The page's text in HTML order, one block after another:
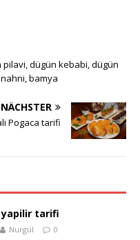
pilavi, dügün kebabi, dügün
bamya
NÄCHSTER
Pogaca tarifi
yapilir tarifi
Nurgül 0